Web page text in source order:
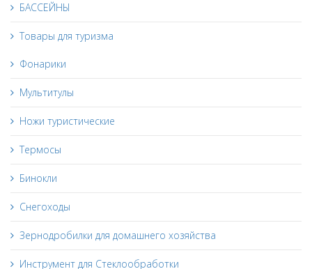
БАССЕЙНЫ
Товары для туризма
Фонарики
Мультитулы
Ножи туристические
Термосы
Бинокли
Снегоходы
Зернодробилки для домашнего хозяйства
Инструмент для Стеклообработки